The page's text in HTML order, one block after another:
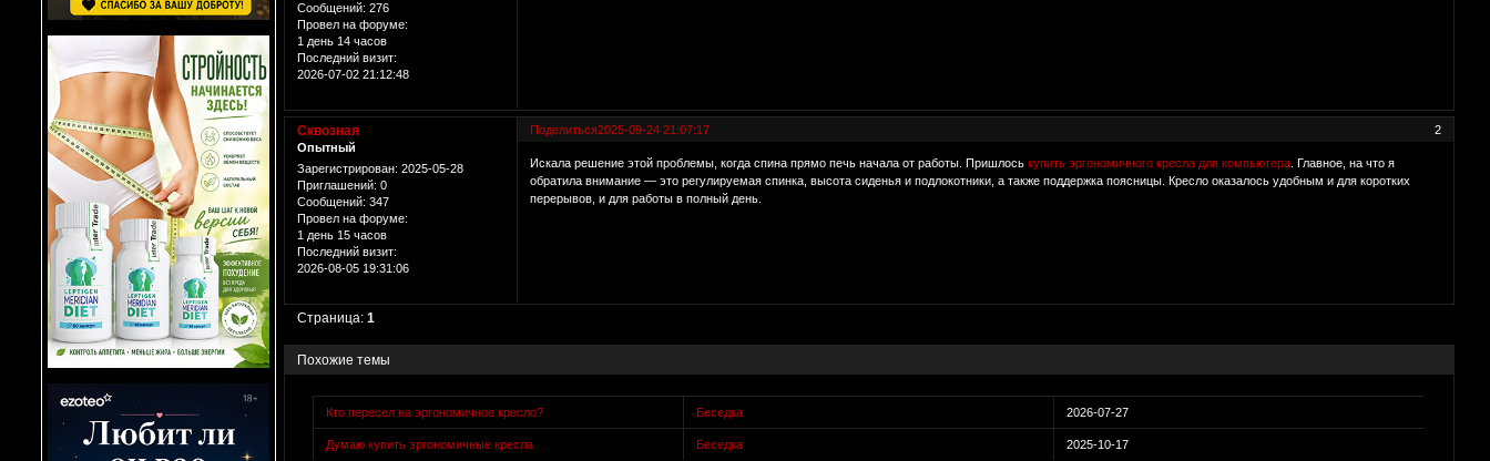
Сообщений: 276
Провел на форуме:
1 день 14 часов
Последний визит:
2026-07-02 21:12:48
Поделиться 2
2025-09-24 21:07:17
Сквозная
Опытный
Зарегистрирован: 2025-05-28
Приглашений: 0
Сообщений: 347
Провел на форуме:
1 день 15 часов
Последний визит:
2026-08-05 19:31:06
Искала решение этой проблемы, когда спина прямо печь начала от работы. Пришлоськупить эргономичного кресла для компьютера . Главное, на что я
обратила внимание — это регулируемая спинка, высота сиденья и подлокотники, а также поддержка поясницы. Кресло оказалось удобным и для коротких
перерывов, и для работы в полный день.
Страница:1
Похожие темы
Кто пересел на эргономичное кресло? Беседка 2026-07-27
Думаю купить эргономичные кресла Беседка 2025-10-17